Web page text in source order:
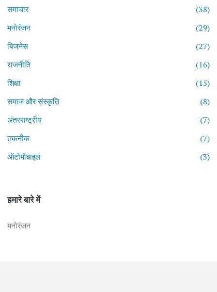
समाचार
(38)
मनोरंजन
(29)
बिजनेस
(27)
राजनीति
(16)
शिक्षा
(15)
समाज और संस्कृति
(8)
अंतरराष्ट्रीय
(7)
तकनीक
(7)
ऑटोमोबाइल
(3)
हमारे बारे में
मनोरंजन